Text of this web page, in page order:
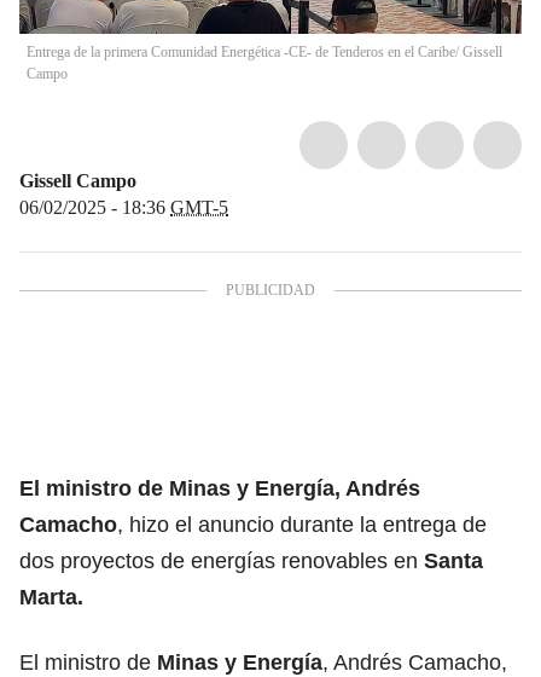
Entrega de la primera Comunidad Energética -CE- de Tenderos en el Caribe/ Gissell
Campo
Gissell Campo
06/02/2025 - 18:36 GMT-5
El ministro de Minas y Energía, Andrés
Camacho, hizo el anuncio durante la entrega de
dos proyectos de energías renovables en Santa
Marta.
El ministro de Minas y Energía, Andrés Camacho,